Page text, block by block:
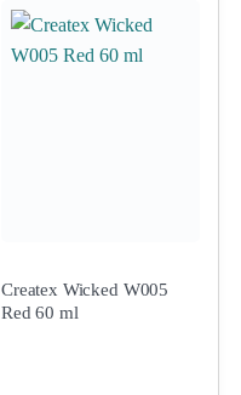
Createx Wicked W005
Red 60 ml